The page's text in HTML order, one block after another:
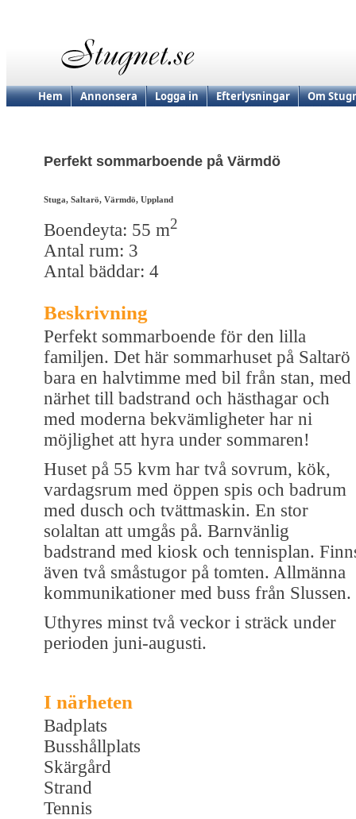
Hem Annonsera Logga in Efterlysningar Om
Perfekt sommarboende på Värmdö
Stuga, Saltarö, Värmdö, Uppland
Boendeyta: 55 m2
Antal rum: 3
Antal bäddar: 4
Beskrivning
Perfekt sommarboende för den lilla
familjen. Det här sommarhuset på Saltarö
bara en halvtimme med bil från stan, med
närhet till badstrand och hästhagar och
med moderna bekvämligheter har ni
möjlighet att hyra under sommaren!
Huset på 55 kvm har två sovrum, kök,
vardagsrum med öppen spis och badrum
med dusch och tvättmaskin. En stor
solaltan att umgås på. Barnvänlig
badstrand med kiosk och tennisplan.
även två småstugor på tomten. Allmänna
kommunikationer med buss från Slussen.
Uthyres minst två veckor i sträck under
perioden juni-augusti.
I närheten
Badplats
Busshållplats
Skärgård
Strand
Tennis